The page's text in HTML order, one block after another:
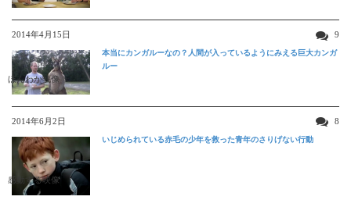
2014年4月15日 9
ほんわか映像
本当にカンガルーなの？人間が入っているようにみえる巨大カンガ
ルー
2014年6月2日 8
感動する映像
いじめられている赤毛の少年を救った青年のさりげない行動